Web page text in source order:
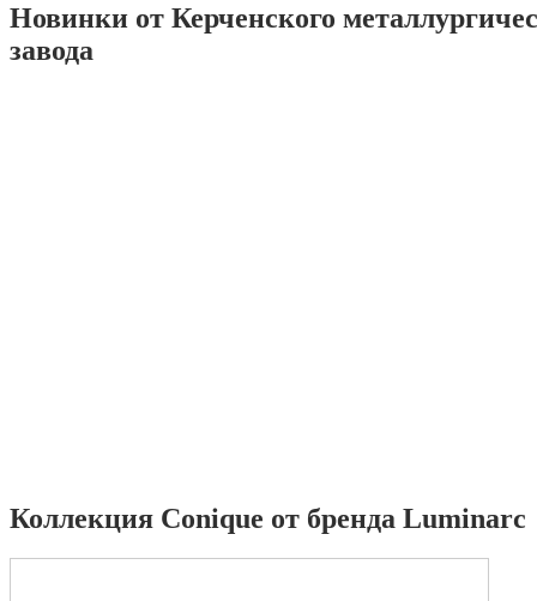
Новинки от Керченского
завода
Коллекция Conique от бренда Luminarc